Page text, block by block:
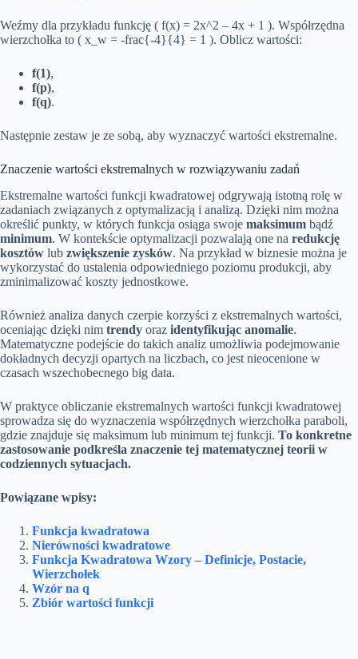
Weźmy dla przykładu funkcję ( f(x) = 2x^2 – 4x + 1 ). Współrzędna
wierzchołka to ( x_w = -frac{-4}{4} = 1 ). Oblicz wartości:
f(1),
f(p),
f(q).
Następnie zestaw je ze sobą, aby wyznaczyć wartości ekstremalne.
Znaczenie wartości ekstremalnych w rozwiązywaniu zadań
Ekstremalne wartości funkcji kwadratowej odgrywają istotną rolę w
zadaniach związanych z optymalizacją i analizą. Dzięki nim można
określić punkty, w których funkcja osiąga swoje maksimum bądź
minimum. W kontekście optymalizacji pozwalają one na redukcję
kosztów lub zwiększenie zysków. Na przykład w biznesie można je
wykorzystać do ustalenia odpowiedniego poziomu produkcji, aby
zminimalizować koszty jednostkowe.
Również analiza danych czerpie korzyści z ekstremalnych wartości,
oceniając dzięki nim trendy oraz identyfikując anomalie.
Matematyczne podejście do takich analiz umożliwia podejmowanie
dokładnych decyzji opartych na liczbach, co jest nieocenione w
czasach wszechobecnego big data.
W praktyce obliczanie ekstremalnych wartości funkcji kwadratowej
sprowadza się do wyznaczenia współrzędnych wierzchołka paraboli,
gdzie znajduje się maksimum lub minimum tej funkcji. To konkretne
zastosowanie podkreśla znaczenie tej matematycznej teorii w
codziennych sytuacjach.
Powiązane wpisy:
Funkcja kwadratowa
Nierówności kwadratowe
Funkcja Kwadratowa Wzory – Definicje, Postacie,
Wierzchołek
Wzór na q
Zbiór wartości funkcji